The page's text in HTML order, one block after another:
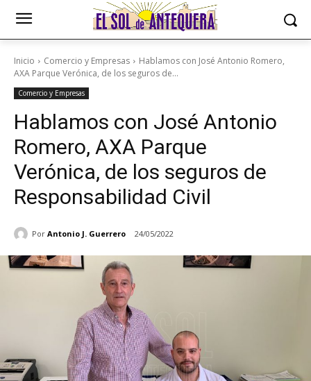
Inicio Comercio y Empresas
Hablamos con José Antonio Romero,
AXA Parque Verónica, de los seguros de...
Comercio y Empresas
Hablamos con José Antonio
Romero, AXA Parque
Verónica, de los seguros de
Responsabilidad Civil
Por Antonio J. Guerrero 24/05/2022